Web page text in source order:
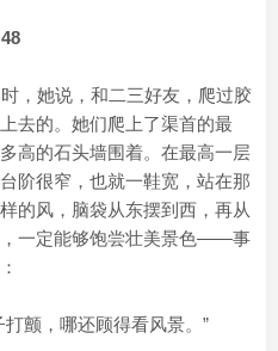
48
，她说，和二三好友，爬过胶
去的。她们爬上了渠首的最
高的石头墙围着。在最高一层
阶很窄，也就一鞋宽，站在那
的风，脑袋从东摆到西，再从
一定能够饱尝壮美景色——事
颤，哪还顾得看风景。”